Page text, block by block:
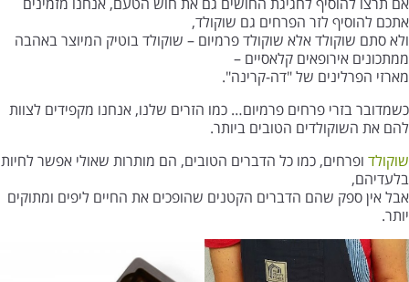
אתכם להוסיף לזר הפרחים גם שוקולד,
ולא סתם שוקולד אלא שוקולד פרמיום – שוקולד בוטיק המיוצר באהבה
ממתכונים אירופאים קלאסיים –
מארזי הפרלינים של "דה-קרינה".
כשמדובר בזרי פרחים פרמיום… כמו הזרים שלנו, אנחנו מקפידים לצוות
להם את השוקולדים הטובים ביותר.
שוקולד ופרחים, כמו כל הדברים הטובים, הם מותרות שאולי אפשר לחיות
בלעדיהם,
אבל אין ספק שהם הדברים הקטנים שהופכים את החיים ליפים ומתוקים
יותר.